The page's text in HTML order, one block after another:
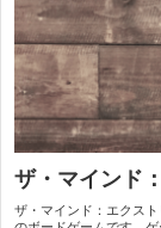
ザ・マインド
ザ・マインド：エクス